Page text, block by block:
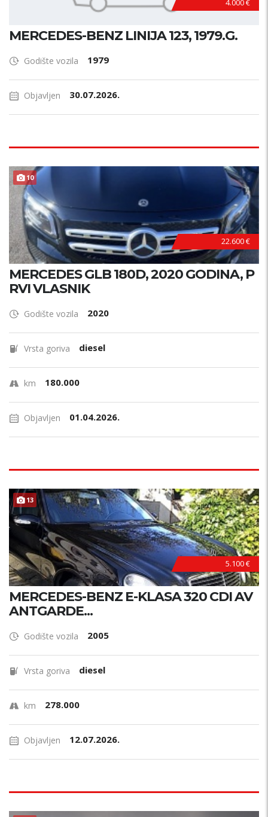
4.000 €
MERCEDES-BENZ LINIJA 123, 1979.G.
Godište vozila 1979
Objavljen 30.07.2026.
10
22.600 €
MERCEDES GLB 180D, 2020 GODINA, P
RVI VLASNIK
Godište vozila 2020
Vrsta goriva diesel
km 180.000
Objavljen 01.04.2026.
13
5.100 €
MERCEDES-BENZ E-KLASA 320 CDI AV
ANTGARDE...
Godište vozila 2005
Vrsta goriva diesel
km 278.000
Objavljen 12.07.2026.